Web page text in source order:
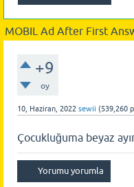
MOBIL Ad After First
+9
oy
10, Haziran, 2022 sewii (539,260
Çocukluğuma beyaz